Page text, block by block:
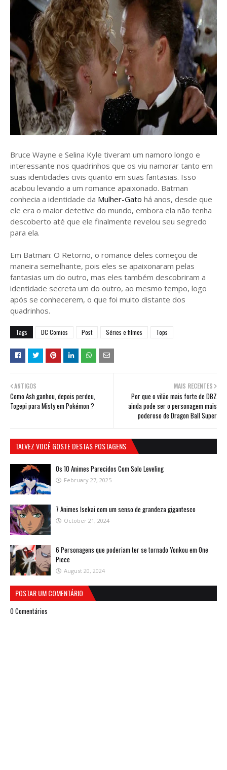
Bruce Wayne e Selina Kyle tiveram um namoro longo e
interessante nos quadrinhos que os viu namorar tanto em
suas identidades civis quanto em suas fantasias. Isso
acabou levando a um romance apaixonado. Batman
conhecia a identidade da Mulher-Gato há anos, desde que
ele era o maior detetive do mundo, embora ela não tenha
descoberto até que ele finalmente revelou seu segredo
para ela.
Em Batman: O Retorno, o romance deles começou de
maneira semelhante, pois eles se apaixonaram pelas
fantasias um do outro, mas eles também descobriram a
identidade secreta um do outro, ao mesmo tempo, logo
após se conhecerem, o que foi muito distante dos
quadrinhos.
Tags DC Comics Post Séries e filmes Tops
MAIS RECENTES
Por que o vilão mais forte de DBZ
ainda pode ser o personagem mais
poderoso de Dragon Ball Super
ANTIGOS
Como Ash ganhou, depois perdeu,
Togepi para Misty em Pokémon ?
TALVEZ VOCÊ GOSTE DESTAS POSTAGENS
Os 10 Animes Parecidos Com Solo Leveling
February 27, 2025
7 Animes Isekai com um senso de grandeza gigantesco
October 21, 2024
6 Personagens que poderiam ter se tornado Yonkou em One
Piece
August 20, 2024
POSTAR UM COMENTÁRIO
0 Comentários